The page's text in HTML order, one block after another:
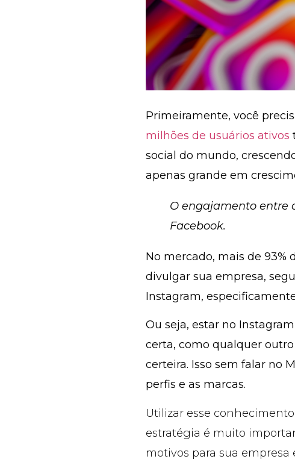
Primeiramente, você
milhões de usuários ativos
social do mundo,
apenas grande em
O engajamento entre
Facebook.
No mercado, mais de 93%
divulgar sua empresa,
Instagram,
Ou seja, estar no
certa, como qualquer
certeira. Isso sem falar no
perfis e as marcas.
Utilizar esse
estratégia é muito
motivos para sua empresa